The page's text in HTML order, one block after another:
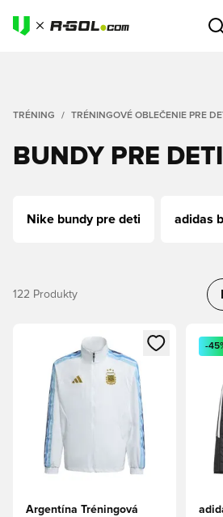
TRÉNING TRÉNINGOVÉ OBLEČENIE PRE
BUNDY PRE DETI
Nike bundy pre deti adidas
122 Produkty
Otvorí modál na prihlásenie alebo
Argentína Tréningová
-